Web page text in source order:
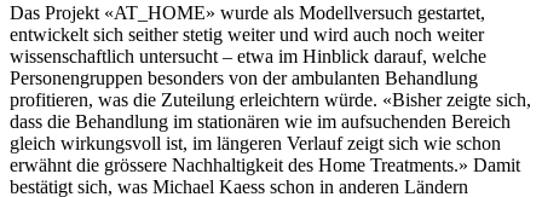
Das Projekt «AT_HOME» wurde als Modellversuch gestartet,
entwickelt sich seither stetig weiter und wird auch noch weiter
wissenschaftlich untersucht – etwa im Hinblick darauf, welche
Personengruppen besonders von der ambulanten Behandlung
profitieren, was die Zuteilung erleichtern würde. «Bisher zeigte sich,
dass die Behandlung im stationären wie im aufsuchenden Bereich
gleich wirkungsvoll ist, im längeren Verlauf zeigt sich wie schon
erwähnt die grössere Nachhaltigkeit des Home Treatments.» Damit
bestätigt sich, was Michael Kaess schon in anderen Ländern